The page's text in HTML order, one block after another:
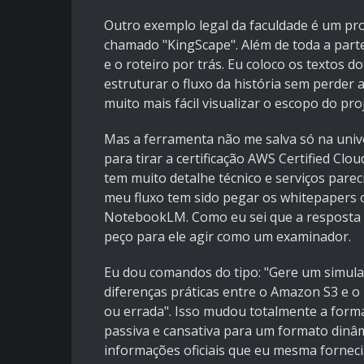
Outro exemplo legal da faculdade é um
chamado "KingScape". Além de toda a
e o roteiro por trás. Eu coloco os textos
estruturar o fluxo da história sem perder
muito mais fácil visualizar o escopo do
Mas a ferramenta não me salva só na
para tirar a certificação AWS Certified
tem muito detalhe técnico e serviços
meu fluxo tem sido pegar os whitepapers
NotebookLM. Como eu sei que a
peço para ele agir como um examinador.
Eu dou comandos do tipo: "Gere um
diferenças práticas entre o Amazon S3 e
ou errada". Isso mudou totalmente a
passiva e cansativa para um formato
informações oficiais que eu mesma